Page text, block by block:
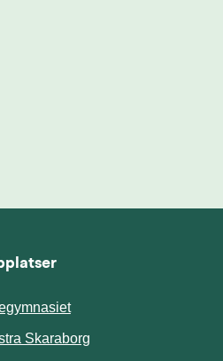
Skaraborg